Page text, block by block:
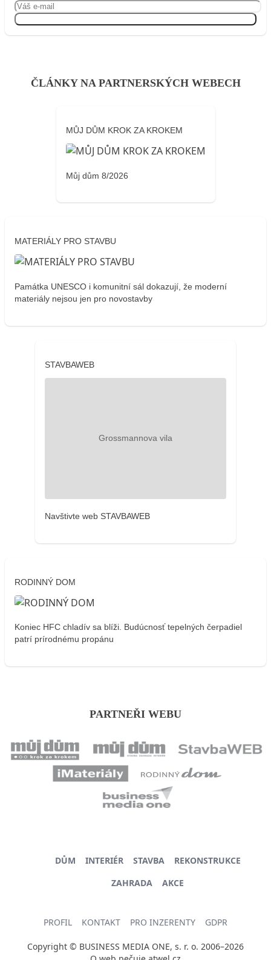
ČLÁNKY NA PARTNERSKÝCH WEBECH
MŮJ DŮM KROK ZA KROKEM
Můj dům 8/2026
MATERIÁLY PRO STAVBU
Památka UNESCO i komunitní sál dokazují, že moderní
materiály nejsou jen pro novostavby
STAVBAWEB
Navštivte web STAVBAWEB
RODINNÝ DOM
Koniec HFC chladív sa blíži. Budúcnosť tepelných čerpadiel
patrí prírodnému propánu
PARTNEŘI WEBU
DŮM INTERIÉR STAVBA
REKONSTRUKCE
ZAHRADA
AKCE
PROFIL KONTAKT PRO INZERENTY GDPR
Copyright © BUSINESS MEDIA ONE, s. r. o. 2006–2026